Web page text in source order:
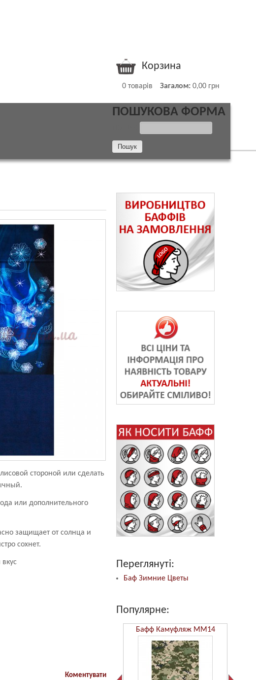
Корзина
0 товарів Загалом: 0,00 грн
ПОШУКОВА ФОРМА
стороной или сделать
или дополнительного
защищает от солнца и
сохнет.
Коментувати
Переглянуті:
Баф Зимние Цветы
Популярне:
Бафф Камуфляж ММ14